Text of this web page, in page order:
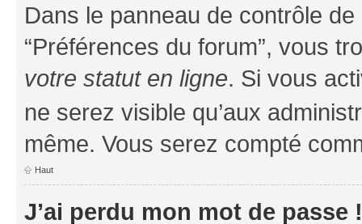
Dans le panneau de contrôle
“Préférences du forum”, vous
votre statut en ligne. Si vous
ne serez visible qu’aux
même. Vous serez compté
Haut
J’ai perdu mon mot de passe !